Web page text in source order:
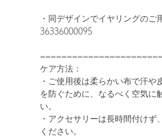
・同デザインでイヤリングのご
36336000095
ケア方法：
・ご使用後は柔らかい布で汗
を防ぐために、なるべく空気に
い。
・アクセサリーは長時間付けず
ください。